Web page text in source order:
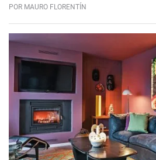
POR MAURO FLORENTÍN